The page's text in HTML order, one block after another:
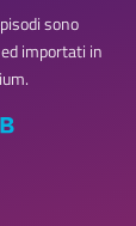
sono
ed importati in